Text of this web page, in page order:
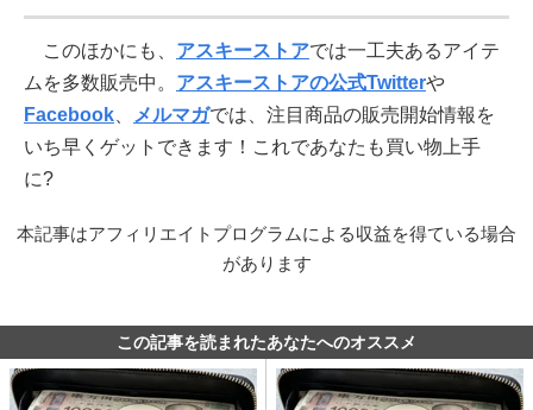
このほかにも、 アスキーストアでは一工夫あるアイテ
ムを多数販売中。 アスキーストアの公式Twitterや
Facebook
メルマガでは、注目商品の販売開始情報を
いち早くゲットできます！これであなたも買い物上手
に?
本記事はアフィリエイトプログラムによる収益を得ている場合
があります
この記事を読まれたあなたへのオススメ